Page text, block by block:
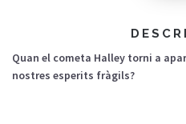
Quan el cometa Halley torni a
nostres esperits fràgils?